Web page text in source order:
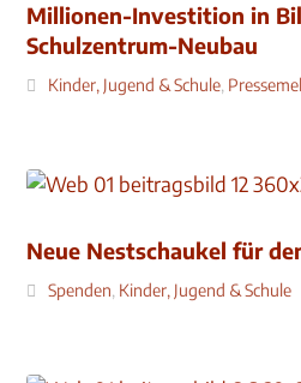
Millionen-Investition in
Schulzentrum-Neubau
Kinder, Jugend & Schule,
Neue Nestschaukel für
Spenden, Kinder, Jugend & Schule